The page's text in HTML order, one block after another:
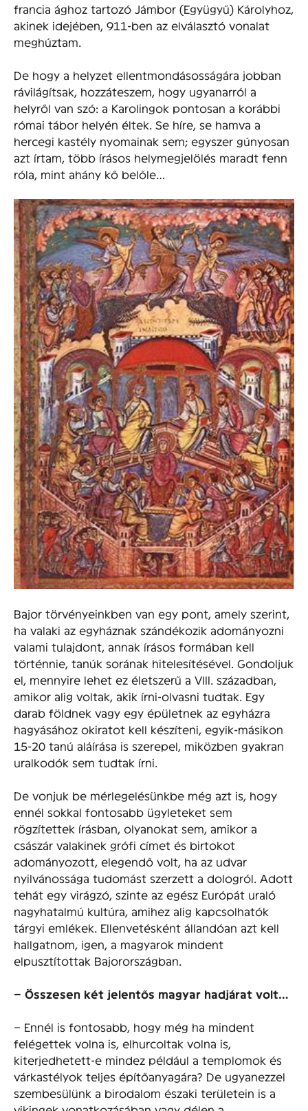
francia ághoz tartozó Jámbor (Együgyű) Károlyhoz,
akinek idejében, 911-ben az elválasztó vonalat
meghúztam.
De hogy a helyzet ellentmondásosságára jobban
rávilágítsak, hozzáteszem, hogy ugyanarról a
helyről van szó: a Karolingok pontosan a korábbi
római tábor helyén éltek. Se híre, se hamva a
hercegi kastély nyomainak sem; egyszer gúnyosan
azt írtam, több írásos helymegjelölés maradt fenn
róla, mint ahány kő belőle…
Bajor törvényeinkben van egy pont, amely szerint,
ha valaki az egyháznak szándékozik adományozni
valami tulajdont, annak írásos formában kell
történnie, tanúk sorának hitelesítésével. Gondoljuk
el, mennyire lehet ez életszerű a VIII. században,
amikor alig voltak, akik írni-olvasni tudtak. Egy
darab földnek vagy egy épületnek az egyházra
hagyásához okiratot kell készíteni, egyik-másikon
15-20 tanú aláírása is szerepel, miközben gyakran
uralkodók sem tudtak írni.
De vonjuk be mérlegelésünkbe még azt is, hogy
ennél sokkal fontosabb ügyleteket sem
rögzítettek írásban, olyanokat sem, amikor a
császár valakinek grófi címet és birtokot
adományozott, elegendő volt, ha az udvar
nyilvánossága tudomást szerzett a dologról. Adott
tehát egy virágzó, szinte az egész Európát uraló
nagyhatalmú kultúra, amihez alig kapcsolhatók
tárgyi emlékek. Ellenvetésként állandóan azt kell
hallgatnom, igen, a magyarok mindent
elpusztítottak Bajorországban.
– Összesen két jelentős magyar hadjárat volt…
– Ennél is fontosabb, hogy még ha mindent
felégettek volna is, elhurcoltak volna is,
kiterjedhetett-e mindez például a templomok és
várkastélyok teljes építőanyagára? De ugyanezzel
szembesülünk a birodalom északi területein is a